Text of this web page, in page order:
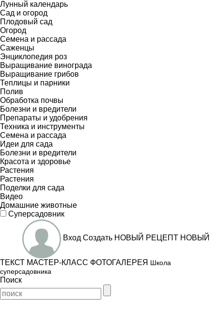
Лунный календарь
Сад и огород
Плодовый сад
Огород
Семена и рассада
Саженцы
Энциклопедия роз
Выращивание винограда
Выращивание грибов
Теплицы и парники
Полив
Обработка почвы
Болезни и вредители
Препараты и удобрения
Техника и инструменты
Семена и рассада
Идеи для сада
Болезни и вредители
Красота и здоровье
Растения
Растения
Поделки для сада
Видео
Домашние животные
Суперсадовник
Вход Создать НОВЫЙ РЕЦЕПТ НОВЫЙ
ТЕКСТ МАСТЕР-КЛАСС ФОТОГАЛЕРЕЯ Школа
суперсадовника
Поиск